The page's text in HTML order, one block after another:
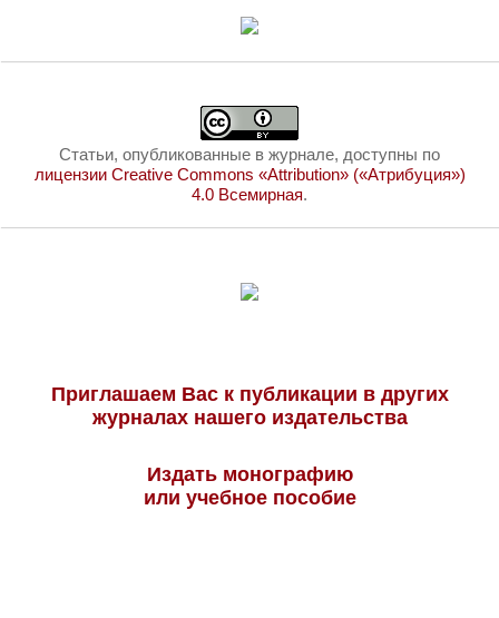
Статьи, опубликованные в журнале, доступны по
лицензии Creative Commons «Attribution» («Атрибуция»)
4.0 Всемирная.
Приглашаем Вас к публикации в других
журналах нашего издательства
Издать монографию
или учебное пособие